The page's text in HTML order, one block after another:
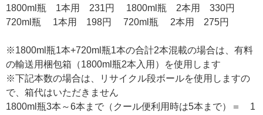
1800ml瓶 1本用 231円 1800ml瓶 2本用 330円
720ml瓶 1本用 198円 720ml瓶 2本用 275円
※1800ml瓶1本+720ml瓶1本の合計2本混載の場合は、有料
の輸送用梱包箱（1800ml瓶2本入用）を使用します
※下記本数の場合は、リサイクル段ボールを使用しますの
で、箱代はいただきません
1800ml瓶3本～6本まで（クール便利用時は5本まで）＝ 1